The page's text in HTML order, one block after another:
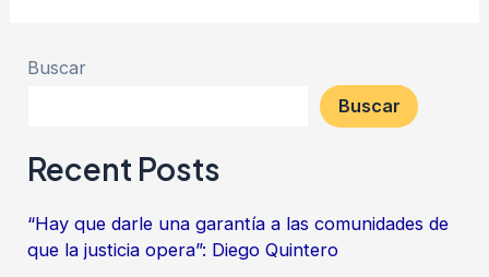
Buscar
Buscar
Recent Posts
“Hay que darle una garantía a las comunidades de
que la justicia opera”: Diego Quintero